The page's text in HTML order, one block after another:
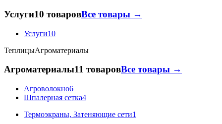
Услуги10 товаровВсе товары →
Услуги10
ТеплицыАгроматериалы
Агроматериалы11 товаровВсе товары →
Агроволокно6
Шпалерная сетка4
Термоэкраны, Затеняющие сети1